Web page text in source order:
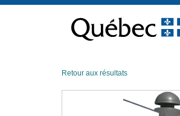
contenu
Retour aux résultats